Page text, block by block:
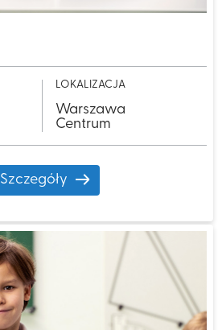
LOKALIZACJA
Warszawa
Centrum
Szczegóły